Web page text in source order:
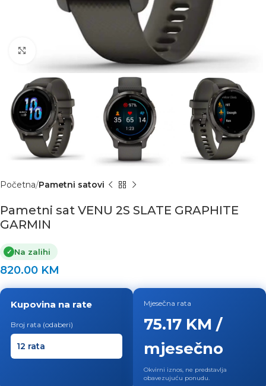
Click to enlarge
Početna Pametni satovi
Pametni sat VENU 2S SLATE GRAPHITE
GARMIN
✓ Na zalihi
820.00 KM
Kupovina na rate
Broj rata (odaberi)
Mjesečna rata
75.17 KM /
mjesečno
Okvirni iznos, ne predstavlja
obavezujuću ponudu.